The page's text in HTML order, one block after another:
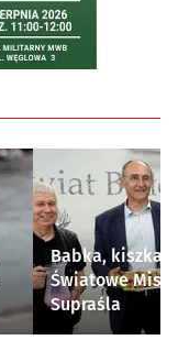
Babka, kiszka i
Światowe
Supraśla